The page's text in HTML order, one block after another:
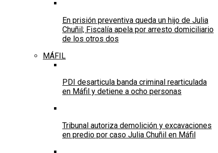
En prisión preventiva queda un hijo de Julia
Chuñil; Fiscalía apela por arresto domiciliario
de los otros dos
MÁFIL
PDI desarticula banda criminal rearticulada
en Máfil y detiene a ocho personas
Tribunal autoriza demolición y excavaciones
en predio por caso Julia Chuñil en Máfil